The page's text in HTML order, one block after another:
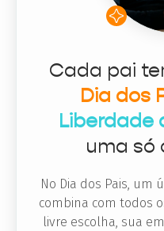
Cada pai
Dia dos
Liberdade
uma só
No Dia dos Pais,
combina com todos
livre escolha, sua